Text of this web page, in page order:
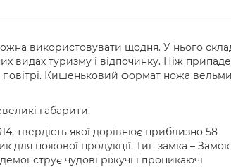
використовувати щодня. У нього
видах туризму і відпочинку. Ніж
Кишеньковий формат ножа вельми
габарити.
твердість якої дорівнює приблизно 58
ножової продукції. Тип замка – Замок
чудові ріжучі і проникаючі